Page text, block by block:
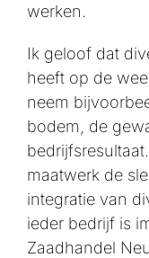
werken.
Ik geloof dat
heeft op de
neem
bodem, de
maatwerk de
integratie van
ieder bedrijf is
Zaadhandel